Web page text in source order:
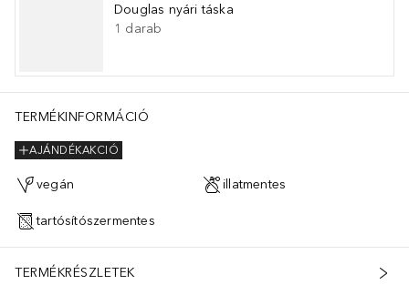
Douglas nyári táska
1 darab
TERMÉKINFORMÁCIÓ
AJÁNDÉKAKCIÓ
vegán illatmentes
tartósítószermentes
TERMÉKRÉSZLETEK